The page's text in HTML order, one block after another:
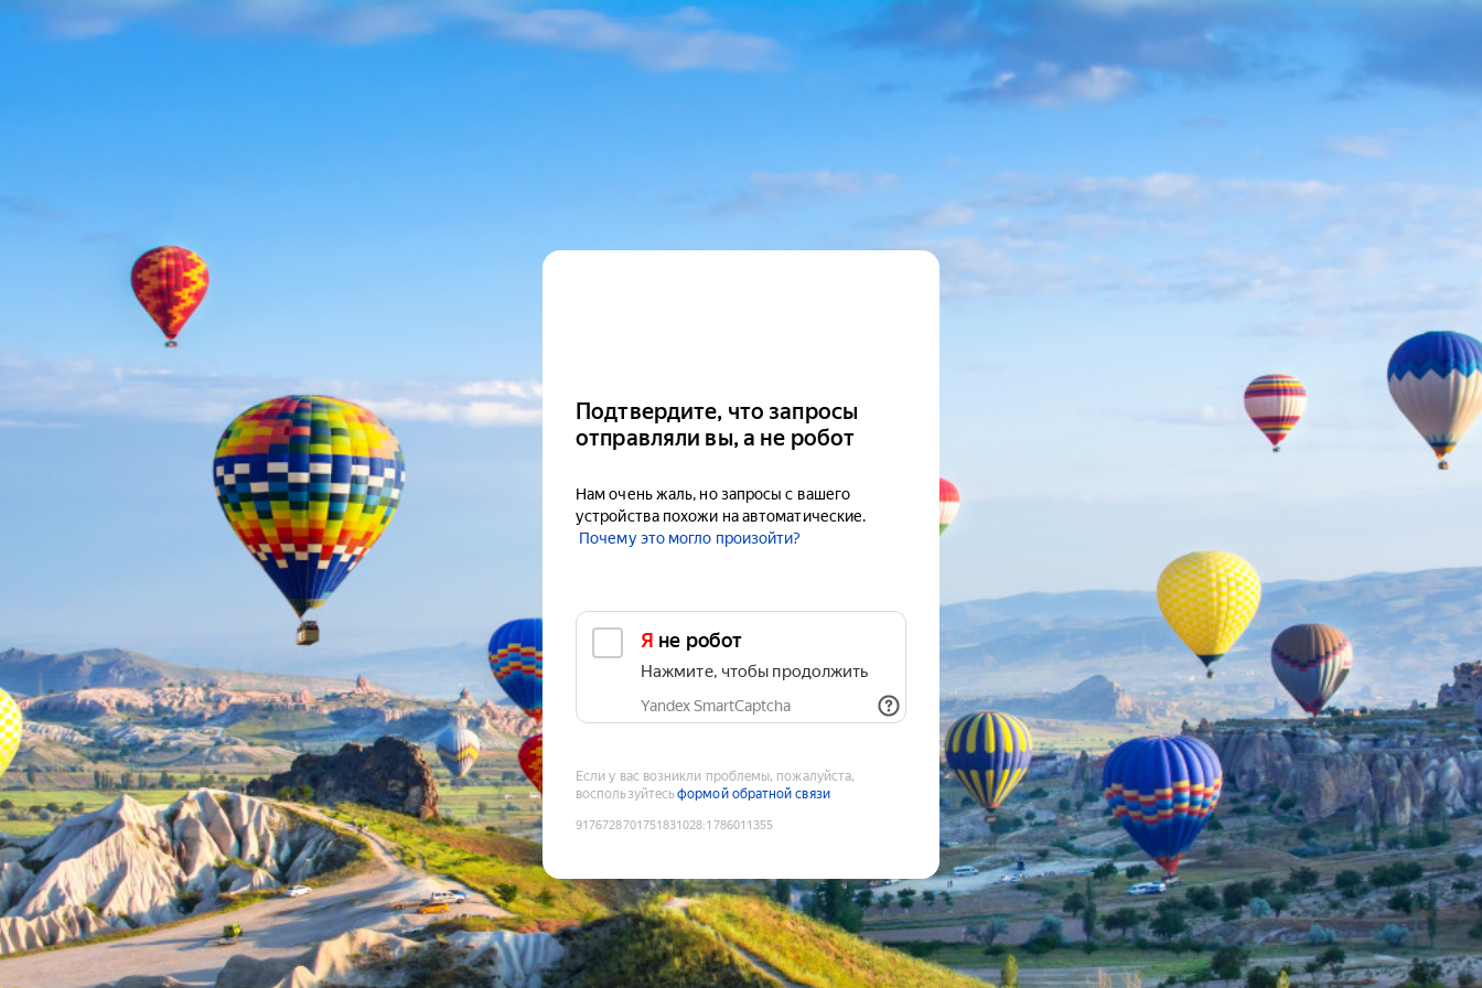
Подтвердите, что запросы
отправляли вы, а не робот
Нам очень жаль, но запросы с вашего
устройства похожи на автоматические.
Почему это могло произойти?
Я не робот
Нажмите, чтобы продолжить
Yandex SmartCaptcha
Если у вас возникли проблемы, пожалуйста,
воспользуйтесьформой обратной связи
9176728701751831028:1786011355